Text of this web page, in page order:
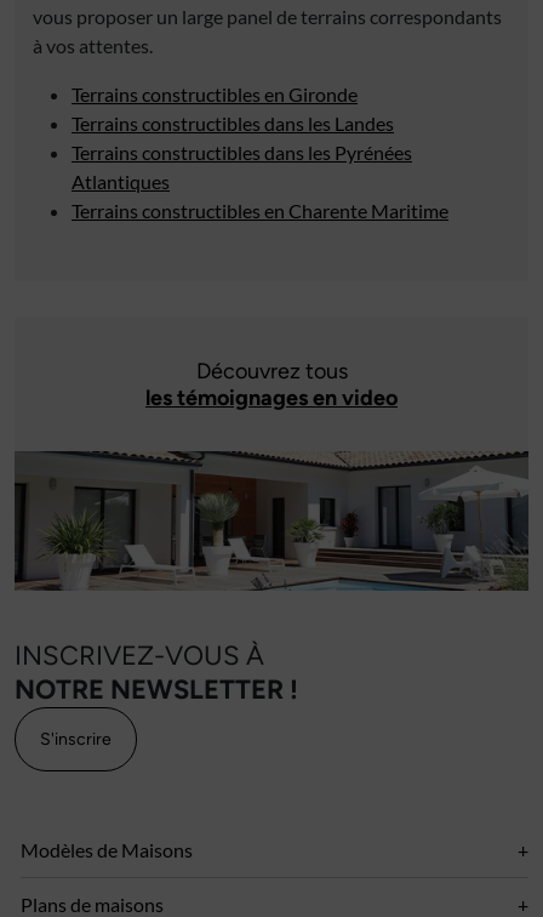
vous proposer un large panel de terrains correspondants
à vos attentes.
Terrains constructibles en Gironde
Terrains constructibles dans les Landes
Terrains constructibles dans les Pyrénées
Atlantiques
Terrains constructibles en Charente Maritime
Découvrez tous
les témoignages en video
INSCRIVEZ-VOUS À
NOTRE NEWSLETTER !
S'inscrire
Modèles de Maisons
Plans de maisons